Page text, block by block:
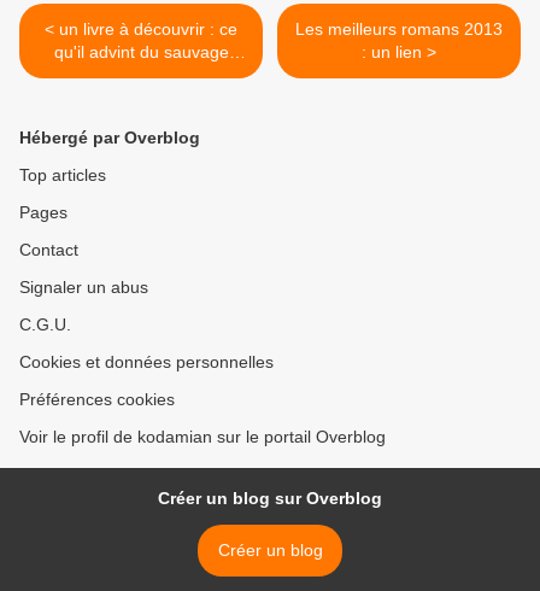
< un livre à découvrir : ce
qu'il advint du sauvage
blanc
Les meilleurs romans 2013
: un lien >
Hébergé par Overblog
Top articles
Pages
Contact
Signaler un abus
C.G.U.
Cookies et données personnelles
Préférences cookies
Voir le profil de kodamian sur le portail Overblog
Créer un blog sur Overblog
Créer un blog